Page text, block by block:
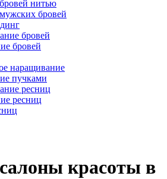
нитью
бровей
бровей
бровей
наращивание
пучками
ресниц
ресниц
красоты в